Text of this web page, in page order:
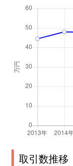
取引数推移